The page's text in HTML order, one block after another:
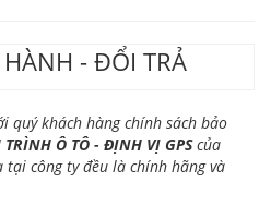
- ĐỔI TRẢ
quý khách hàng chính sách bảo
TRÌNH Ô TÔ - ĐỊNH VỊ GPScủa
công ty đều là chính hãng và